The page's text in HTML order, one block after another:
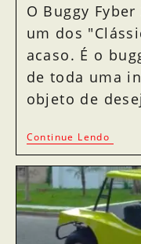
O Buggy
um dos
acaso. É o
de toda uma
objeto de
Continue Lendo